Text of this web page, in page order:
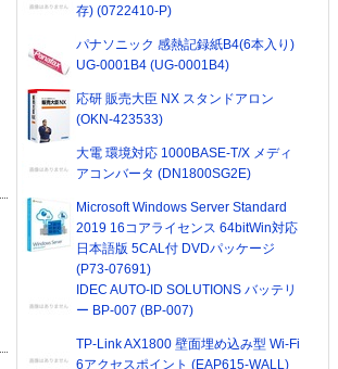
存) (0722410-P)
パナソニック 感熱記録紙B4(6本入り)
UG-0001B4 (UG-0001B4)
応研 販売大臣 NX スタンドアロン
(OKN-423533)
大電 環境対応 1000BASE-T/X メディ
アコンバータ (DN1800SG2E)
Microsoft Windows Server Standard
2019 16コアライセンス 64bitWin対応
日本語版 5CAL付 DVDパッケージ
(P73-07691)
IDEC AUTO-ID SOLUTIONS バッテリ
ー BP-007 (BP-007)
TP-Link AX1800 壁面埋め込み型 Wi-Fi
6アクセスポイント (EAP615-WALL)